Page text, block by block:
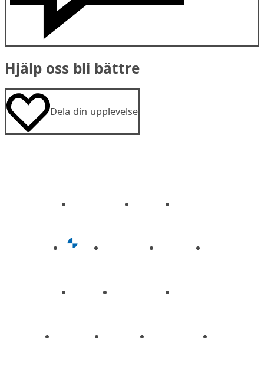
Hjälp oss bli bättre
Dela din upplevelse